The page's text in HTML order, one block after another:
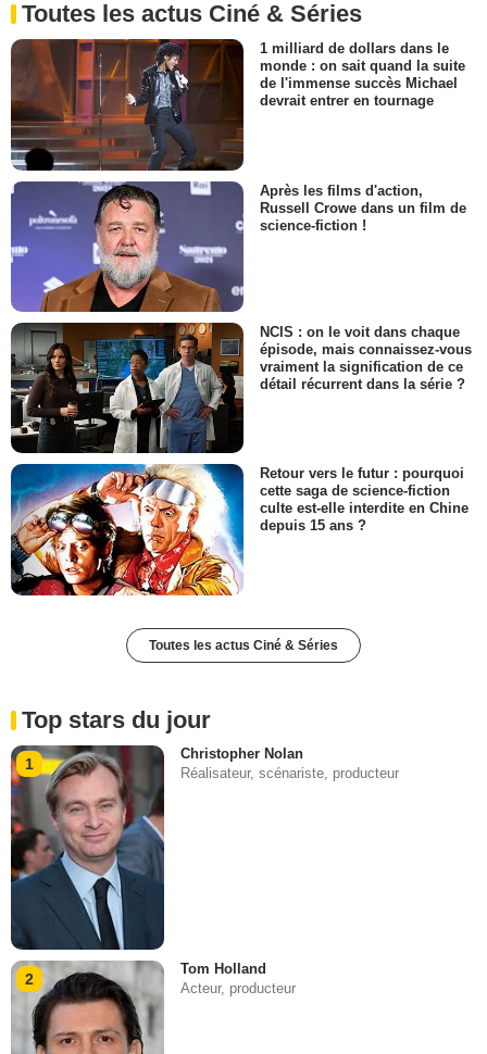
Toutes les actus Ciné & Séries
1 milliard de dollars dans le
monde : on sait quand la suite
de l'immense succès Michael
devrait entrer en tournage
Après les films d'action,
Russell Crowe dans un film de
science-fiction !
NCIS : on le voit dans chaque
épisode, mais connaissez-vous
vraiment la signification de ce
détail récurrent dans la série ?
Retour vers le futur : pourquoi
cette saga de science-fiction
culte est-elle interdite en Chine
depuis 15 ans ?
Toutes les actus Ciné & Séries
Top stars du jour
1
Christopher Nolan
Réalisateur, scénariste, producteur
2
Tom Holland
Acteur, producteur